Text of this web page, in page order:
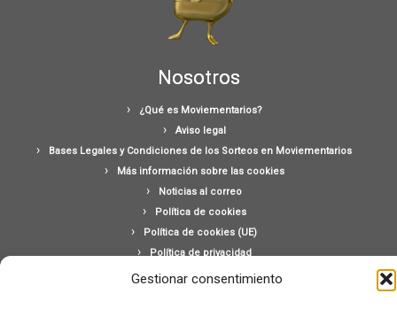
Gestionar consentimiento
Nosotros
¿Qué es Moviementarios?
Aviso legal
Bases Legales y Condiciones de los Sorteos en Moviementarios
Más información sobre las cookies
Noticias al correo
Política de cookies
Política de cookies (UE)
Política de privacidad
Ponte en contacto con nosotros